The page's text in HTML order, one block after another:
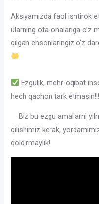
Aksiyamizda faol ishtirok
ularning ota-onalariga o’z
qilgan ehsonlaringiz o’z
Ezgulik, mehr-oqibat
hech qachon tark etmasin!!!
Biz bu ezgu amallarni
qilishimiz kerak,
qoldirmaylik!